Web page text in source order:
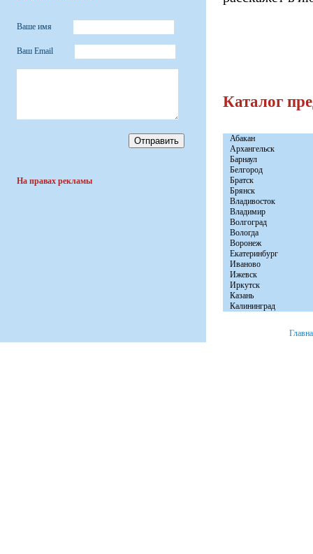
Ваше имя
Ваш Email
На правах рекламы
Каталог
Абакан
Архангельск
Барнаул
Белгород
Братск
Брянск
Владивосток
Владимир
Волгоград
Вологда
Воронеж
Екатеринбург
Иваново
Ижевск
Иркутск
Казань
Калининград